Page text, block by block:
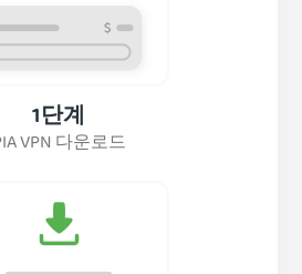
1단계
VPN 다운로드